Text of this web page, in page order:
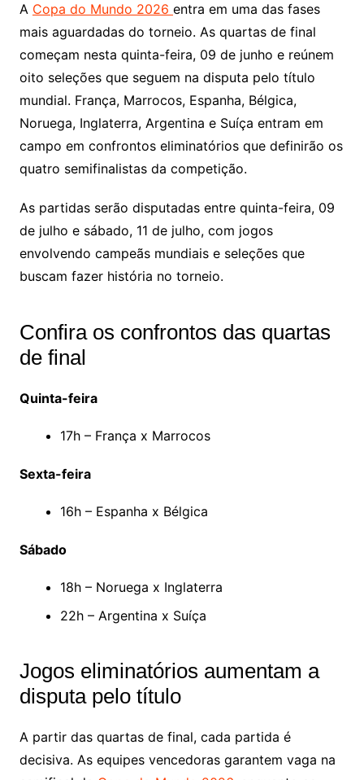
A Copa do Mundo 2026 entra em uma das fases
mais aguardadas do torneio. As quartas de final
começam nesta quinta-feira, 09 de junho e reúnem
oito seleções que seguem na disputa pelo título
mundial. França, Marrocos, Espanha, Bélgica,
Noruega, Inglaterra, Argentina e Suíça entram em
campo em confrontos eliminatórios que definirão os
quatro semifinalistas da competição.
As partidas serão disputadas entre quinta-feira, 09
de julho e sábado, 11 de julho, com jogos
envolvendo campeãs mundiais e seleções que
buscam fazer história no torneio.
Confira os confrontos das quartas
de final
Quinta-feira
17h – França x Marrocos
Sexta-feira
16h – Espanha x Bélgica
Sábado
18h – Noruega x Inglaterra
22h – Argentina x Suíça
Jogos eliminatórios aumentam a
disputa pelo título
A partir das quartas de final, cada partida é
decisiva. As equipes vencedoras garantem vaga na